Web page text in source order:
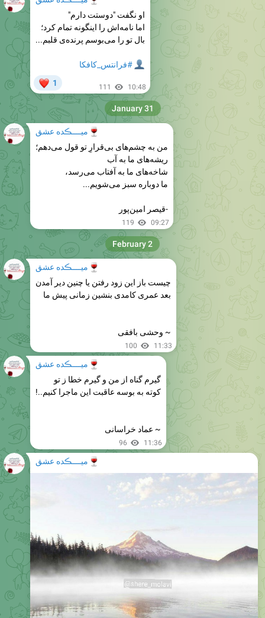
او نگفت "دوستت دارم"
اما نامه‌اش را اینگونه تمام کرد؛
بال تو را می‌بوسم پرنده‌ی قلبم...
👤#فرانتس_کافکا
1 111 10:48
🍷میــــڪده عشق
‏من به چشم‌های بی‌قرارِ تو قول می‌دهم؛
ریشه‌های ما به آب
شاخه‌های ما به آفتاب می‌رسد،
ما دوباره سبز می‌شویم...
-قیصر امین‌پور
119 09:27
January 31
🍷میــــڪده عشق
چیست باز این زود رفتن یا چنین دیر آمدن
بعد عمری کامدی بنشین زمانی پیش ما
~ وحشی بافقی
100 11:33
February 2
🍷میــــڪده عشق
گیرم گناه از من و گیرم خطا ز تو
کوته به بوسه عاقبت این ماجرا کنیم..!
~ عماد خراسانی
96 11:36
🍷میــــڪده عشق